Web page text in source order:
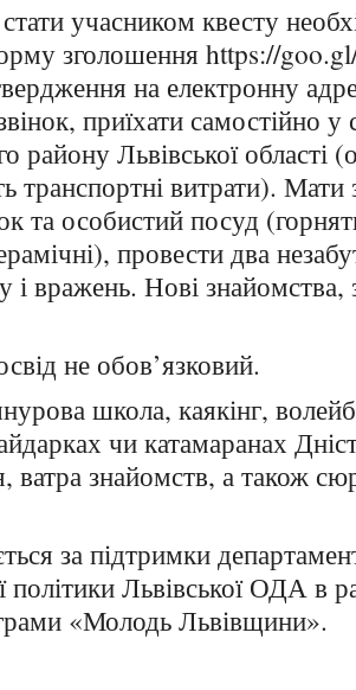
учасником квесту
зголошення https://
на електронну
приїхати самостійно у
району Львівської області
транспортні витрати).
та особистий посуд
провести два
і вражень. Нові знайомства,
не обов’язковий.
школа, каякінг,
чи катамаранах
ватра знайомств, а також
за підтримки
політики Львівської ОДА в
«Молодь Львівщини».